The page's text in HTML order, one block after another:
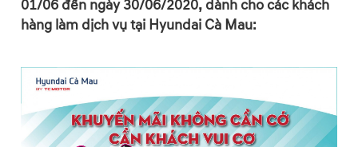
01/06 đến ngày 30/06/2020, dành cho các khách
hàng làm dịch vụ tại Hyundai Cà Mau: